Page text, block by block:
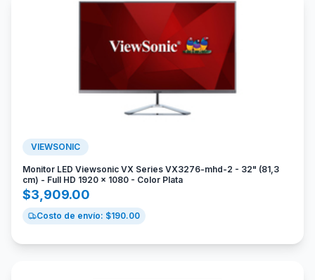
VIEWSONIC
Monitor LED Viewsonic VX Series VX3276-mhd-2 - 32" (81,3
cm) - Full HD 1920 x 1080 - Color Plata
$3,909.00
Costo de envío: $190.00